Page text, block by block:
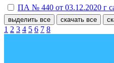
ПА № 440 от 03.12.2020 г
выделить все скачать все
1 2 3 4 5 6 7 8